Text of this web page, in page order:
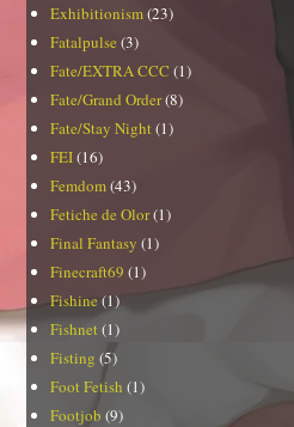
Exhibitionism(23)
Fatalpulse (3)
Fate/EXTRA CCC (1)
Fate/Grand Order(8)
Fate/Stay Night (1)
FEI(16)
Femdom (43)
Fetiche de Olor(1)
Final Fantasy (1)
Finecraft69 (1)
Fishine (1)
Fishnet (1)
Fisting (5)
Foot Fetish (1)
Footjob (9)